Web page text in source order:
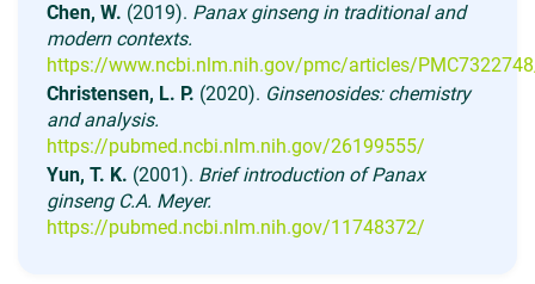
Chen, W. (2019). Panax ginseng in traditional and
modern contexts.
https://www.ncbi.nlm.nih.gov/pmc/articles/
Christensen, L. P. (2020). Ginsenosides: chemistry
and analysis.
https://pubmed.ncbi.nlm.nih.gov/26199555/
Yun, T. K. (2001). Brief introduction of Panax
ginseng C.A. Meyer.
https://pubmed.ncbi.nlm.nih.gov/11748372/